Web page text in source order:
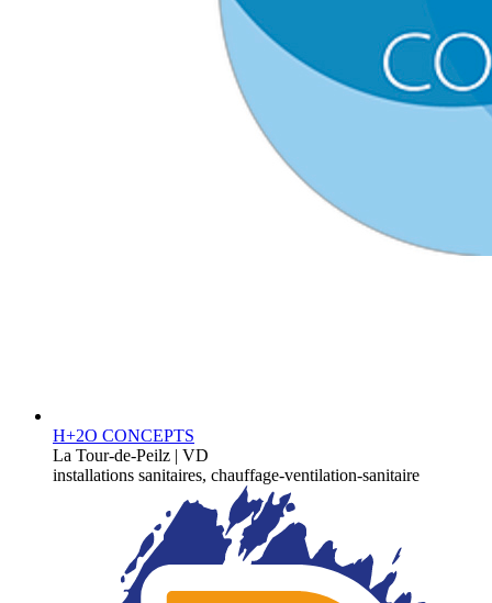
H+2O CONCEPTS
La Tour-de-Peilz | VD
installations sanitaires, chauffage-ventilation-sanitaire